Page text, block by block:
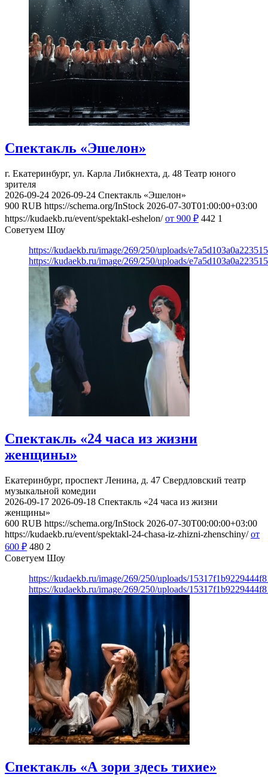
Спектакль «Эшелон»
г. Екатеринбург, ул. Карла Либкнехта, д. 48 Театр юного
зрителя
2026-09-24 2026-09-24 Спектакль «Эшелон»
900 RUB https://schema.org/InStock 2026-07-30T01:00:00+03:00
https://kudaekb.ru/event/spektakl-eshelon/ от 900 ₽ 442 1
Советуем Шоу
https://kudaekb.ru/image/269/250/uploads/
https://kudaekb.ru/image/269/250/uploads/
Спектакль «24 часа из жизни
женщины»
Екатеринбург, проспект Ленина, д. 47 Свердловский театр
музыкальной комедии
2026-09-17 2026-09-18 Спектакль «24 часа из жизни
женщины»
600 RUB https://schema.org/InStock 2026-07-30T00:00:00+03:00
https://kudaekb.ru/event/spektakl-24-chasa-iz-zhizni-zhenschiny/ от
600 ₽ 480 2
Советуем Шоу
https://kudaekb.ru/image/269/250/uploads/
https://kudaekb.ru/image/269/250/uploads/
Спектакль «А зори здесь тихие»